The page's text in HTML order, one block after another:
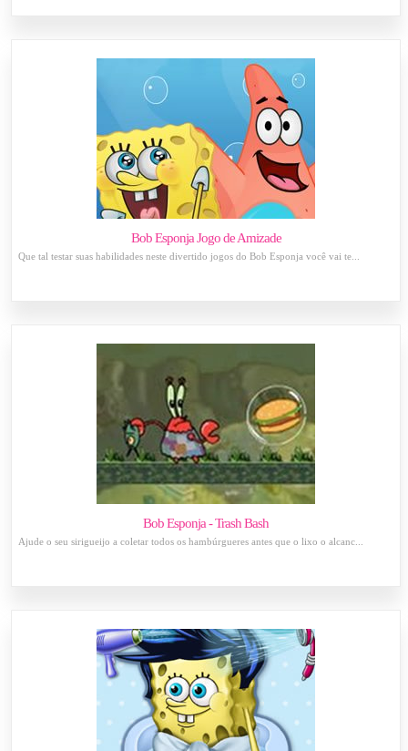
Bob Esponja Jogo de Amizade
Que tal testar suas habilidades neste divertido jogos do Bob Esponja você vai te...
Bob Esponja - Trash Bash
Ajude o seu sirigueijo a coletar todos os hambúrgueres antes que o lixo o alcanc...